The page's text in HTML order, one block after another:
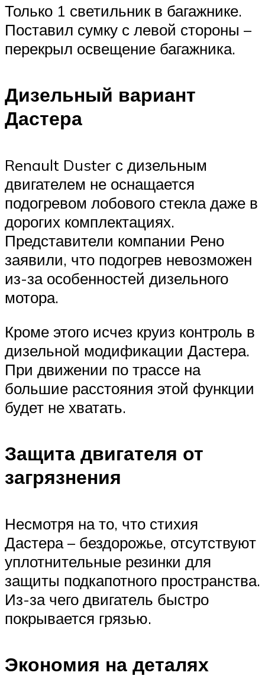
Только 1 светильник в багажнике.
Поставил сумку с левой стороны –
перекрыл освещение багажника.
Дизельный вариант
Дастера
Renault Duster с дизельным
двигателем не оснащается
подогревом лобового стекла даже в
дорогих комплектациях.
Представители компании Рено
заявили, что подогрев невозможен
из-за особенностей дизельного
мотора.
Кроме этого исчез круиз контроль в
дизельной модификации Дастера.
При движении по трассе на
большие расстояния этой функции
будет не хватать.
Защита двигателя от
загрязнения
Несмотря на то, что стихия
Дастера – бездорожье, отсутствуют
уплотнительные резинки для
защиты подкапотного пространства.
Из-за чего двигатель быстро
покрывается грязью.
Экономия на деталях